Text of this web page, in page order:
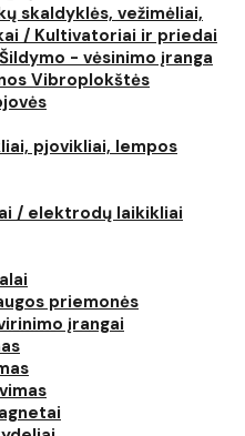
skaldyklės, vežimėliai,
/ Kultivatoriai ir priedai
Šildymo - vėsinimo įranga
Vibroplokštės
pjovikliai, lempos
/ elektrodų laikikliai
priemonės
įrangai